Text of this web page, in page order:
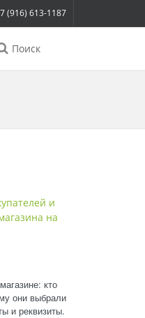
(916) 613-1187
Поиск
кто
они выбрали
и реквизиты.